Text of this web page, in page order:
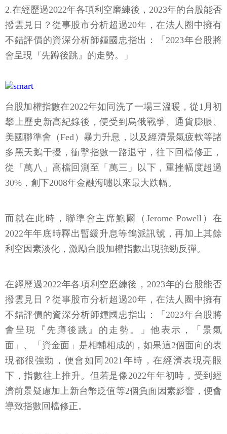
2.在經歷過2022年各項利空磨練後，2023年的台股能否
撥雲見日？從事股市分析超過20年，在法人圈中擁有
不錯評價的資深分析師鍾國忠指出：「2023年台股將
會呈現『先蹲後跳』的走勢。」
台股加權指數在2022年如同洗了一場三溫暖，從1月初
攀上歷史新高紀錄後，便受到烏俄戰爭、通貨膨脹、
美國聯準會（Fed）暴力升息，以及經濟景氣疲軟等諸
多黑天鵝干擾，衝擊指數一路退守，往下回檔修正，
從「萬八」高檔回測至「萬三」以下，重挫幅度超過
30%，創下2008年金融海嘯以來最大跌幅。
而就在此時，聯準會主席鮑爾（Jerome Powell）在
2022年年底時釋出暫緩升息等鴿派訊號，再加上其餘
利空因素淡化，激勵台股加權指數出現強勁反彈。
在經歷過2022年各項利空磨練後，2023年的台股能否
撥雲見日？從事股市分析超過20年，在法人圈中擁有
不錯評價的資深分析師鍾國忠指出：「2023年台股將
會呈現『先蹲後跳』的走勢。」他表示，「景氣
面」、「資金面」是相輔相成的，如果這2個面向的表
現都很強勁，便會如同2021年時，在經濟表現亮眼
下，指數往上推升。但若是像2022年年初時，受到經
濟前景疑慮加上新台幣貶值等2個負面因素影響，便會
導致指數回檔修正。